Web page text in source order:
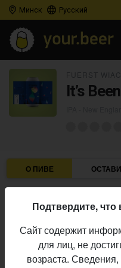
Минск Русский
It’s
О ПИВЕ
Пивоварни:
Алкоголь:
6,8%
Начало
выпуска:
Подтвердите,
Сайт содержит
для лиц, не
возраста.